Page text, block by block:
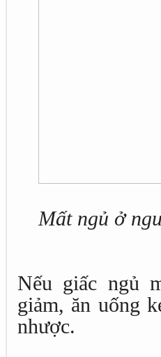
Mất ngủ ở
Nếu giấc ngủ
giảm, ăn uống
nhược.